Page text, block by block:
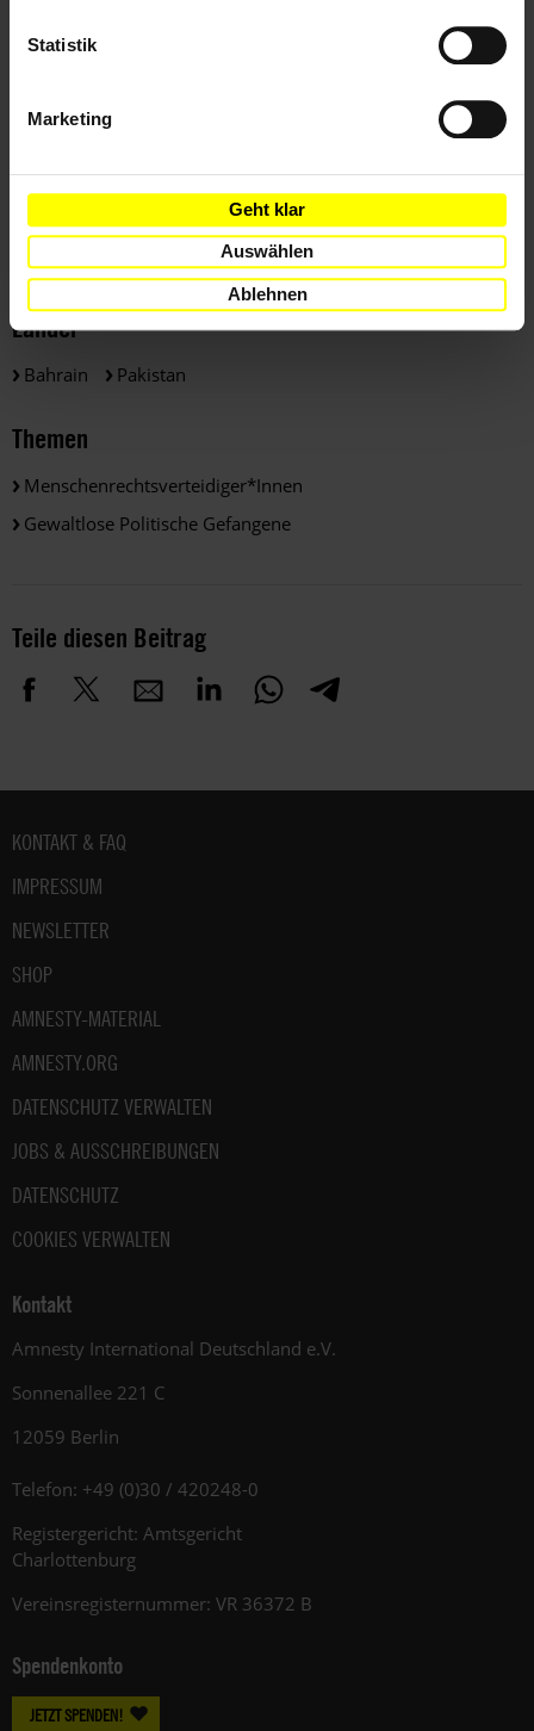
Statistik
Marketing
Geht klar
Auswählen
Ablehnen
011_2020-1_DE_Bahrain.pdf
Weitere Informationen
Länder
Bahrain Pakistan
Themen
Menschenrechtsverteidiger*innen
Gewaltlose Politische Gefangene
Teile diesen Beitrag
Fußbereich
KONTAKT & FAQ
IMPRESSUM
NEWSLETTER
SHOP
AMNESTY-MATERIAL
AMNESTY.ORG
DATENSCHUTZ VERWALTEN
JOBS & AUSSCHREIBUNGEN
DATENSCHUTZ
COOKIES VERWALTEN
Kontakt
Amnesty International Deutschland e.V.
Sonnenallee 221 C
12059 Berlin
Telefon: +49 (0)30 / 420248-0
Registergericht: Amtsgericht
Charlottenburg
Vereinsregisternummer: VR 36372 B
Spendenkonto
JETZT SPENDEN!